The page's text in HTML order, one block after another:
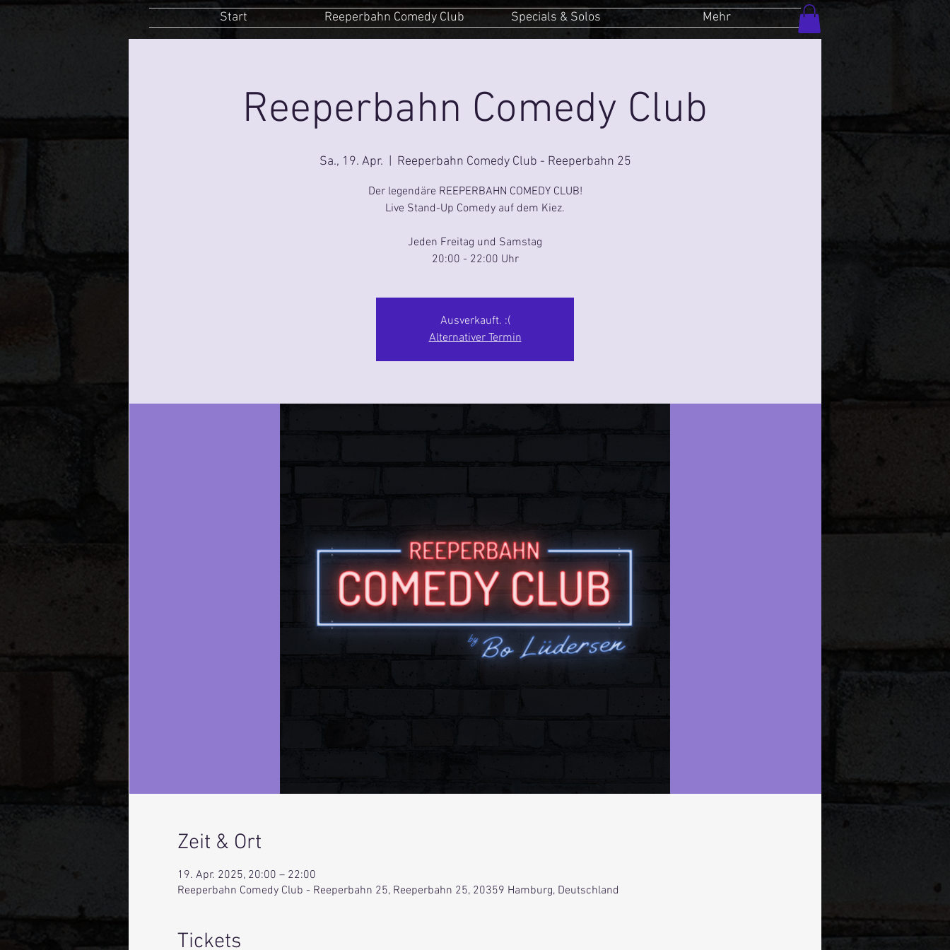
Start Reeperbahn Comedy Club Specials & Solos Mehr
Reeperbahn Comedy Club
Sa., 19. Apr. Reeperbahn Comedy Club - Reeperbahn 25
Der legendäre REEPERBAHN COMEDY CLUB!
Live Stand-Up Comedy auf dem Kiez.
Jeden Freitag und Samstag
20:00 - 22:00 Uhr
Ausverkauft. :(
Alternativer Termin
Zeit & Ort
19. Apr. 2025, 20:00 – 22:00
Reeperbahn Comedy Club - Reeperbahn 25, Reeperbahn 25, 20359 Hamburg, Deutschland
Tickets